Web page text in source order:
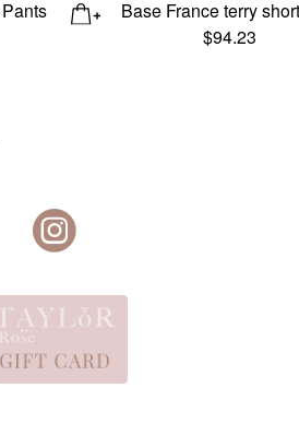
Base France terry
$94.23